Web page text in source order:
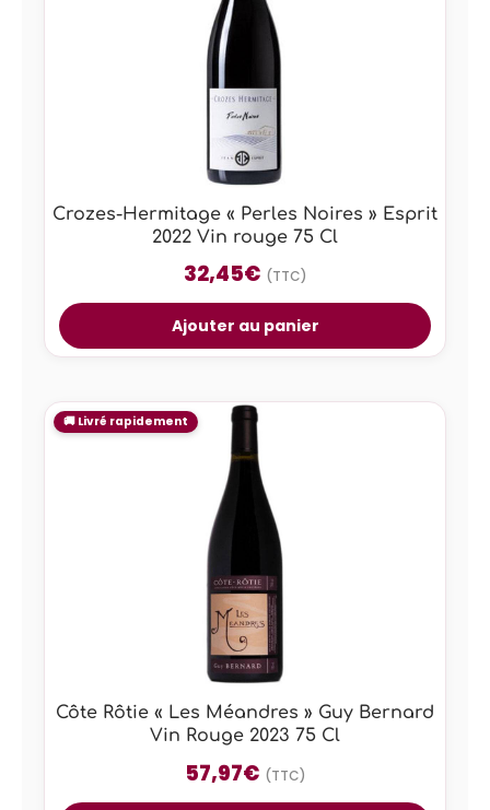
Crozes-Hermitage « Perles Noires » Esprit
2022 Vin rouge 75 Cl
32,45€ (TTC)
Ajouter au panier
Côte Rôtie « Les Méandres » Guy Bernard
Vin Rouge 2023 75 Cl
57,97€ (TTC)